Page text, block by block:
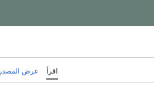
اقرأ عرض المصدر